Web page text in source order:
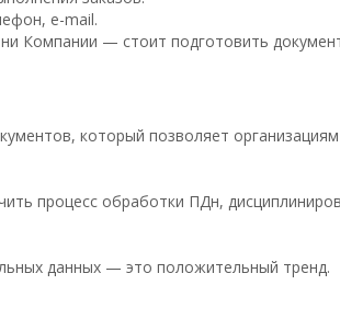
e-mail.
Компании — стоит подготовить
который позволяет организациям
процесс обработки ПДн,
данных — это положительный тренд.